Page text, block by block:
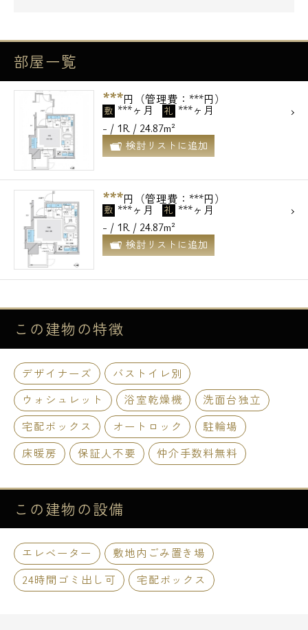
部屋一覧
***円（管理費：***円）
敷 ***ヶ月 礼 ***ヶ月
- / 1R / 24.87m²
検討リストに追加
***円（管理費：***円）
敷 ***ヶ月 礼 ***ヶ月
- / 1R / 24.87m²
検討リストに追加
この建物の特徴
デザイナーズ
バストイレ別
ウォシュレット
浴室乾燥機
洗面台独立
宅配ボックス
オートロック
駐輪場
床暖房
保証人不要 仲介手数料無料
この建物の設備
エレベーター
敷地内ごみ置き場
24時間ゴミ出し可
宅配ボックス